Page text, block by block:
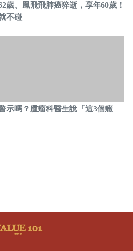
歲、鳳飛飛肺癌猝逝，享年60歲！
不碰
示嗎？腫瘤科醫生說「這3個癥